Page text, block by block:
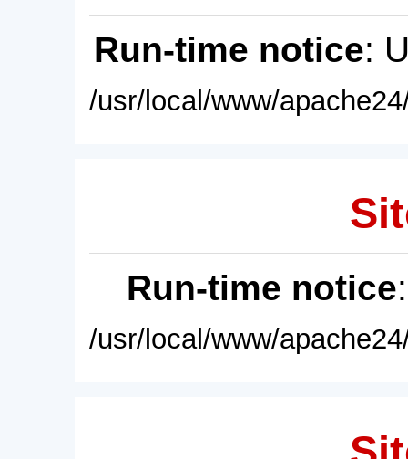
Run-time notice:
/usr/local/www/
Run-time notice
/usr/local/www/